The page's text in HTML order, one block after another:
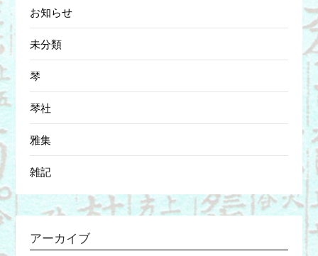
お知らせ
未分類
琴
琴社
雅集
雑記
アーカイブ